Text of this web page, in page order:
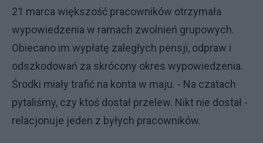
21 marca większość pracowników otrzymała
wypowiedzenia w ramach zwolnień grupowych.
Obiecano im wypłatę zaległych pensji, odpraw i
odszkodowań za skrócony okres wypowiedzenia.
Środki miały trafić na konta w maju. - Na czatach
pytaliśmy, czy ktoś dostał przelew. Nikt nie dostał -
relacjonuje jeden z byłych pracowników.